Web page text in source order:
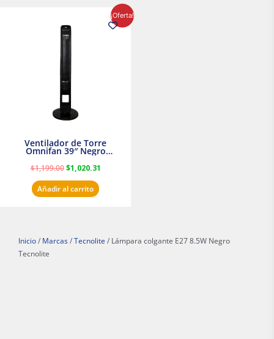
¡Oferta!
Ventilador de Torre
Omnifan 39″ Negro
$1,199.00
original
era:
$1,020.31
precio
actual
Añadir al carrito
Inicio / Marcas / Tecnolite / Lámpara colgante E27 8.5W Negro
Tecnolite